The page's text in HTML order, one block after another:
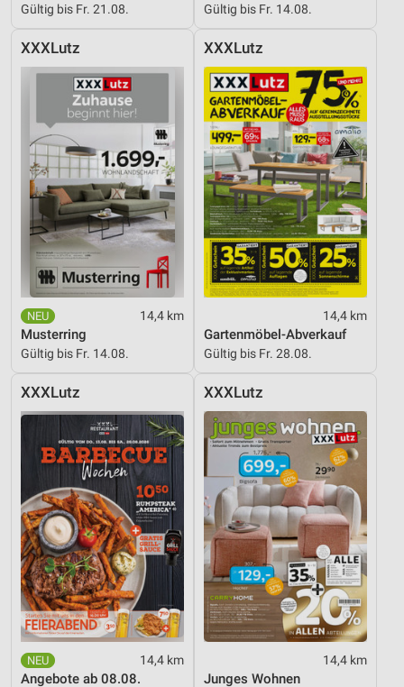
Gültig bis Fr. 21.08. Gültig bis Fr. 14.08.
XXXLutz
14,4 km
Musterring
Gültig bis Fr. 14.08.
XXXLutz
14,4 km
Gartenmöbel-Abverkauf
Gültig bis Fr. 28.08.
XXXLutz
14,4 km
Angebote ab 08.08.
XXXLutz
14,4 km
Junges Wohnen